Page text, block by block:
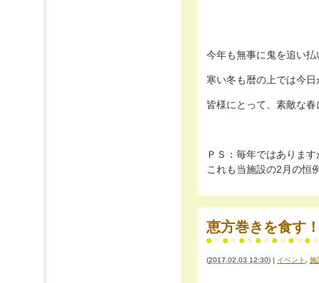
今年も無事に鬼を追い
寒い冬も暦の上では今
皆様にとって、素敵な
ＰＳ：毎年ではありま
これも当施設の2月の恒
恵方巻きを食す
(2017.02.03 12:30) | イベント 施